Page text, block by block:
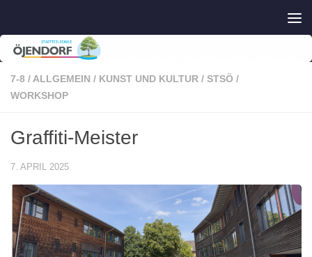
7-8 / ALLGEMEIN / KUNST UND KULTUR / STSÖ /
WORKSHOP
Graffiti-Meister
7. APRIL 2025